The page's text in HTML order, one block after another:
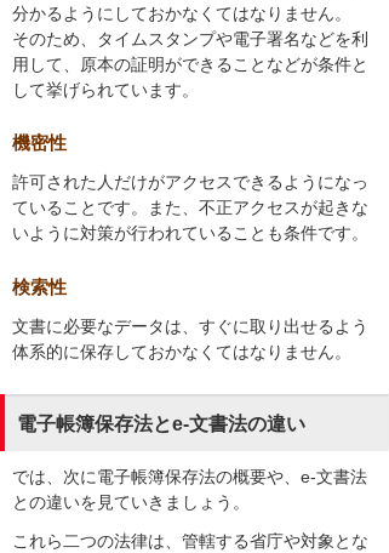
分かるようにしておかなくてはなりません。
そのため、タイムスタンプや電子署名などを利
用して、原本の証明ができることなどが条件と
して挙げられています。
機密性
許可された人だけがアクセスできるようになっ
ていることです。また、不正アクセスが起きな
いように対策が行われていることも条件です。
検索性
文書に必要なデータは、すぐに取り出せるよう
体系的に保存しておかなくてはなりません。
電子帳簿保存法とe-文書法の違い
では、次に電子帳簿保存法の概要や、e-文書法
との違いを見ていきましょう。
これら二つの法律は、管轄する省庁や対象とな